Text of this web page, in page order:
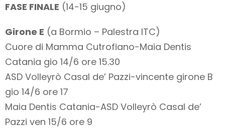
FASE FINALE (14-15 giugno)
Girone E (a Bormio – Palestra ITC)
Cuore di Mamma Cutrofiano-Maia Dentis
Catania gio 14/6 ore 15.30
ASD Volleyrò Casal de’ Pazzi-vincente girone B
gio 14/6 ore 17
Maia Dentis Catania-ASD Volleyrò Casal de’
Pazzi ven 15/6 ore 9